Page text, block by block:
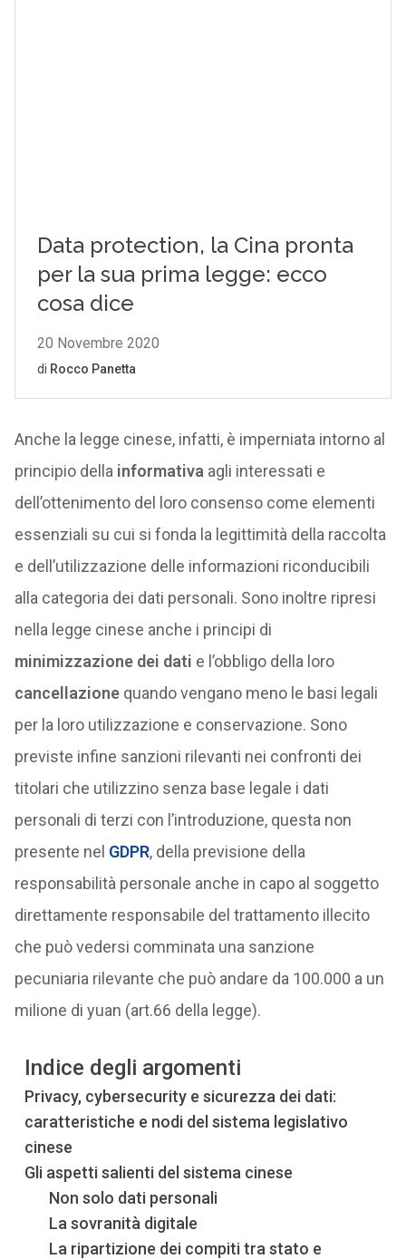
Anche la legge cinese, infatti, è imperniata intorno al
principio della informativa agli interessati e
dell’ottenimento del loro consenso come elementi
essenziali su cui si fonda la legittimità della raccolta
e dell’utilizzazione delle informazioni riconducibili
alla categoria dei dati personali. Sono inoltre ripresi
nella legge cinese anche i principi di
minimizzazione dei dati e l’obbligo della loro
cancellazionequando vengano meno le basi legali
per la loro utilizzazione e conservazione. Sono
previste infine sanzioni rilevanti nei confronti dei
titolari che utilizzino senza base legale i dati
personali di terzi con l’introduzione, questa non
presente nel GDPR, della previsione della
responsabilità personale anche in capo al soggetto
direttamente responsabile del trattamento illecito
che può vedersi comminata una sanzione
pecuniaria rilevante che può andare da 100.000 a un
milione di yuan (art.66 della legge).
Indice degli argomenti
Privacy, cybersecurity e sicurezza dei dati:
caratteristiche e nodi del sistema legislativo
cinese
Gli aspetti salienti del sistema cinese
Non solo dati personali
La sovranità digitale
La ripartizione dei compiti tra stato e